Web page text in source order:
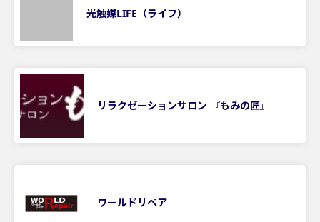
光触媒LIFE（ライフ）
リラクゼーションサロン 『もみの匠』
ワールドリペア